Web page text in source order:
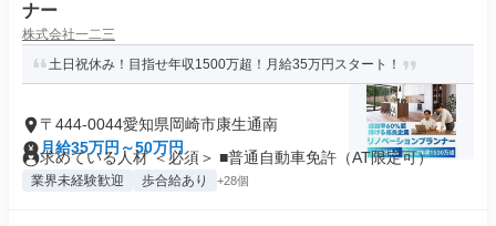
ナー
株式会社一二三
土日祝休み！目指せ年収1500万超！月給35万円スタート！
〒444-0044愛知県岡崎市康生通南
月給35万円～50万円
求めている人材 ＜必須＞ ■普通自動車免許（AT限定可）
業界未経験歓迎 歩合給あり +28個